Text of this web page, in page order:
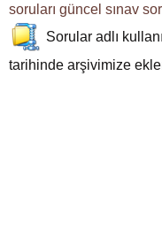
soruları güncel sınav
Sorular adlı
tarihinde arşivimize